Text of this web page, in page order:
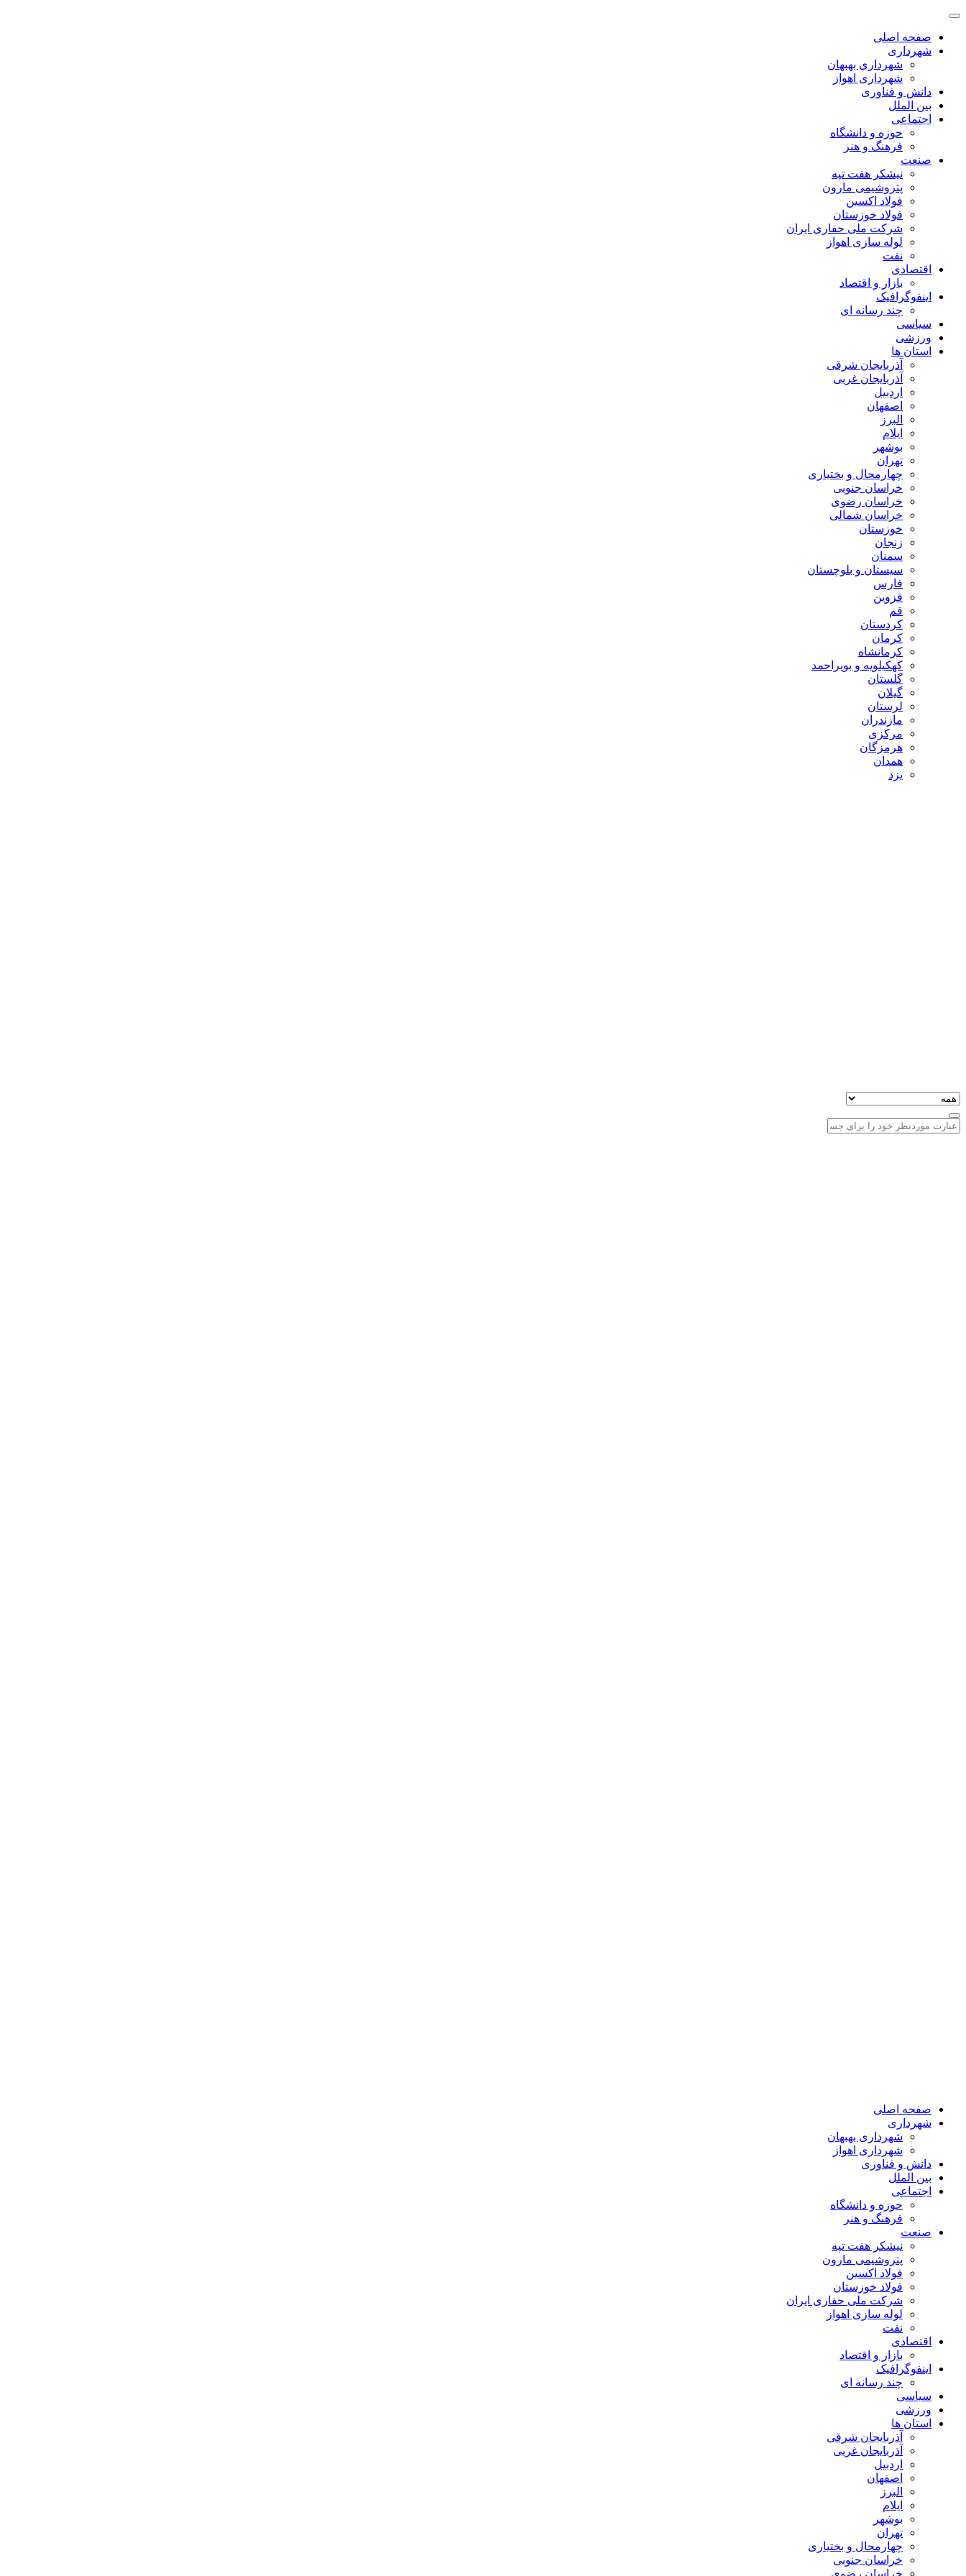
صفحه اصلی
شهرداری
شهرداری بهبهان
شهرداری اهواز
دانش و فناوری
بین الملل
اجتماعی
حوزه و دانشگاه
فرهنگ و هنر
صنعت
نیشکر هفت تپه
پتروشیمی مارون
فولاد اکسین
فولاد خوزستان
شرکت ملی حفاری ایران
لوله سازی اهواز
نفت
اقتصادی
بازار و اقتصاد
اینفوگرافیک
چند رسانه ای
سیاسی
ورزشی
استان ها
آذربایجان شرقی
آذربایجان غربی
اردبیل
اصفهان
البرز
ایلام
بوشهر
تهران
چهارمحال و بختیاری
خراسان جنوبی
خراسان رضوی
خراسان شمالی
خوزستان
زنجان
سمنان
سیستان و بلوچستان
فارس
قزوین
قم
کردستان
کرمان
کرمانشاه
کهکیلویه و بویراحمد
گلستان
گیلان
لرستان
مازندران
مرکزی
هرمزگان
همدان
یزد
صفحه اصلی
شهرداری
شهرداری بهبهان
شهرداری اهواز
دانش و فناوری
بین الملل
اجتماعی
حوزه و دانشگاه
فرهنگ و هنر
صنعت
نیشکر هفت تپه
پتروشیمی مارون
فولاد اکسین
فولاد خوزستان
شرکت ملی حفاری ایران
لوله سازی اهواز
نفت
اقتصادی
بازار و اقتصاد
اینفوگرافیک
چند رسانه ای
سیاسی
ورزشی
استان ها
آذربایجان شرقی
آذربایجان غربی
اردبیل
اصفهان
البرز
ایلام
بوشهر
تهران
چهارمحال و بختیاری
خراسان جنوبی
خراسان رضوی